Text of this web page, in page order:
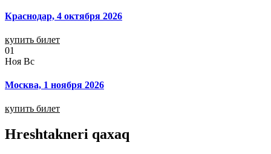
Краснодар, 4 октября 2026
купить билет
01
Ноя Вс
Москва, 1 ноября 2026
купить билет
Hreshtakneri qaxaq